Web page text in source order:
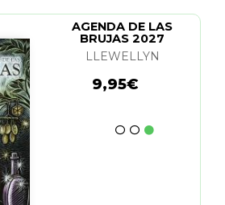
AGENDA DE LAS
BRUJAS 2027
LLEWELLYN
9,95€